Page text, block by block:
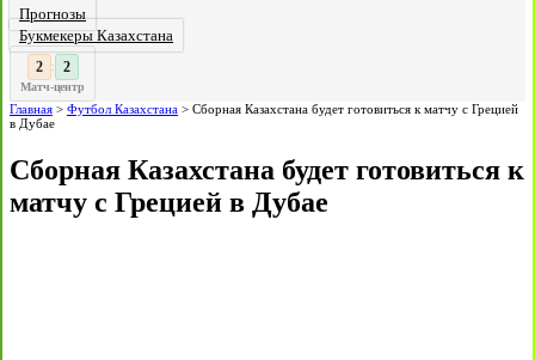
Прогнозы
Букмекеры Казахстана
3 : 2
Матч-центр
Главная > Футбол Казахстана > Сборная Казахстана будет готовиться к матчу с Грецией
в Дубае
Сборная Казахстана будет готовиться к
матчу с Грецией в Дубае